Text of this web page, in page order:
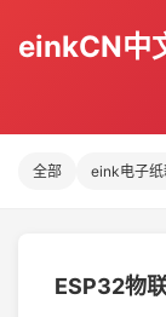
einkCN中
全部 eink电子纸
ESP32物